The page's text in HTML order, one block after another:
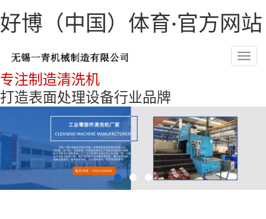
好博（中国）体育·官方网站
专注制造清洗机
打造表面处理设备行业品牌